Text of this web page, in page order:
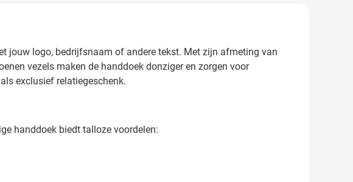
jouw logo, bedrijfsnaam of andere tekst. Met zijn afmeting van
vezels maken de handdoek donziger en zorgen voor
exclusief relatiegeschenk.
handdoek biedt talloze voordelen: